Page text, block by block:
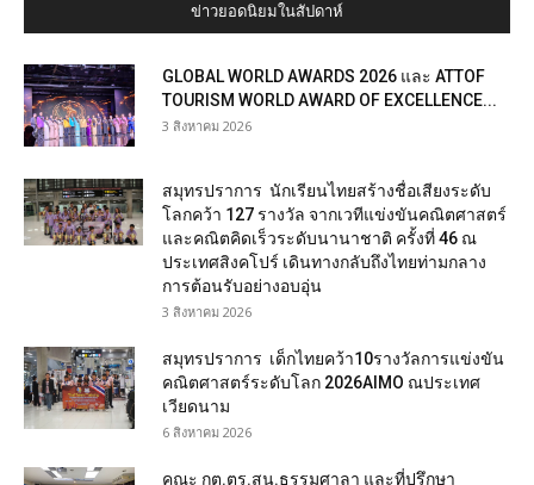
ข่าวยอดนิยมในสัปดาห์
GLOBAL WORLD AWARDS 2026 และ ATTOF
TOURISM WORLD AWARD OF EXCELLENCE...
3 สิงหาคม 2026
สมุทรปราการ นักเรียนไทยสร้างชื่อเสียงระดับ
โลกคว้า 127 รางวัล จากเวทีแข่งขันคณิตศาสตร์
และคณิตคิดเร็วระดับนานาชาติ ครั้งที่ 46 ณ
ประเทศสิงคโปร์ เดินทางกลับถึงไทยท่ามกลาง
การต้อนรับอย่างอบอุ่น
3 สิงหาคม 2026
สมุทรปราการ เด็กไทยคว้า10รางวัลการแข่งขัน
คณิตศาสตร์ระดับโลก 2026AIMO ณประเทศ
เวียดนาม
6 สิงหาคม 2026
คณะ กต.ตร.สน.ธรรมศาลา และที่ปรึกษา